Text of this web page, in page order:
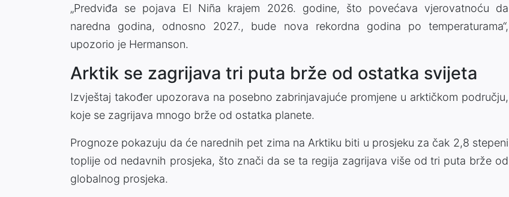
„Predviđa se pojava El Niña krajem 2026. godine, što povećava vjerovatnoću da
naredna godina, odnosno 2027., bude nova rekordna godina po temperaturama“,
upozorio je Hermanson.
Arktik se zagrijava tri puta brže od ostatka svijeta
Izvještaj također upozorava na posebno zabrinjavajuće promjene u arktičkom području,
koje se zagrijava mnogo brže od ostatka planete.
Prognoze pokazuju da će narednih pet zima na Arktiku biti u prosjeku za čak 2,8 stepeni
toplije od nedavnih prosjeka, što znači da se ta regija zagrijava više od tri puta brže od
globalnog prosjeka.